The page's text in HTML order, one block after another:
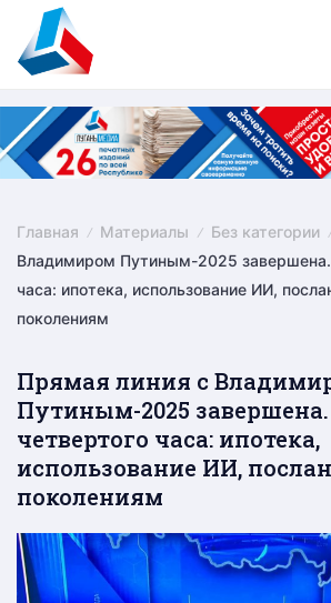
content
Главная Материалы Без категории
Владимиром Путиным-2025 завершена.
часа: ипотека, использование ИИ,
поколениям
Прямая линия с
Путиным-2025
четвертого часа: ипотека,
использование ИИ,
поколениям